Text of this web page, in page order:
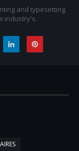
and typesetting
industry's.